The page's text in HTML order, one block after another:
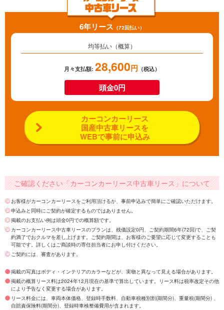
6年リース （72回払い）
均等払い（概算）
月々支払額: 28,600円 （税込）
頭金0円
カーコンカーリース
国産中古車リースを
WEBで事前に申込み
ご確認ください「カーコンカーリース中古車リース」について
お客様がカーコンカーリースをご利用頂けるか、事前申込みで簡単にご確認いただけます。
申込みと同時にご契約が確定するものではありません。
掲載のお支払い例は頭金0円での概算額です。
カーコンカーリース中古車リースのプランは、残価設定0円、ご契約期間6年(72回)で、ご契
約満了でおクルマを差し上げます。ご契約期間は、お客様のご要望に応じて変更することも
可能です。詳しくはご商談時の専任担当者にお申し付けください。
ご契約には、審査があります。
掲載の写真はボディ・インテリアのカラーなどが、実物と異なって見える場合があります。
掲載の概算リース料は2024年12月現在の基準で算出しています。リース料は税率改定その他
により予告なく変更する場合があります。
リース料金には、車両本体価格、登録時手数料、自動車税種別割(期間分)、重量税(期間分) 、
自賠責保険料(期間分)、登録時車検整備費用が含まれます。